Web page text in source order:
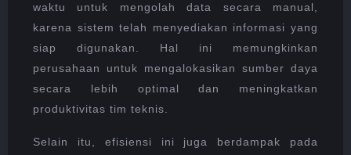
waktu untuk mengolah data secara manual,
karena sistem telah menyediakan informasi yang
siap digunakan. Hal ini memungkinkan
perusahaan untuk mengalokasikan sumber daya
secara lebih optimal dan meningkatkan
produktivitas tim teknis.
Selain itu, efisiensi ini juga berdampak pada